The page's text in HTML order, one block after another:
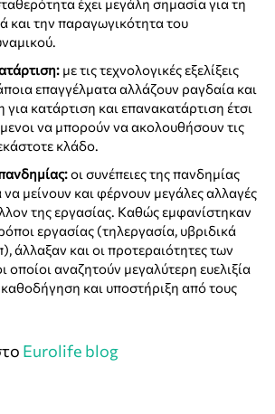
έχει μεγάλη σημασία για τη
και την παραγωγικότητα του
με τις τεχνολογικές εξελίξεις
επαγγέλματα αλλάζουν ραγδαία και
για κατάρτιση και επανακατάρτιση έτσι
να μπορούν να ακολουθήσουν τις
κλάδο.
οι συνέπειες της πανδημίας
να μείνουν και φέρνουν μεγάλες αλλαγές
της εργασίας. Καθώς εμφανίστηκαν
εργασίας (τηλεργασία, υβριδικά
άλλαξαν και οι προτεραιότητες των
οποίοι αναζητούν μεγαλύτερη ευελιξία
καθοδήγηση και υποστήριξη από τους
Eurolife blog